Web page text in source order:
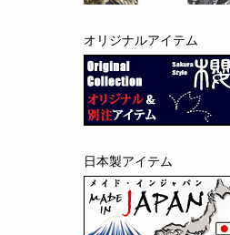
オリジナルアイテム
日本製アイテム